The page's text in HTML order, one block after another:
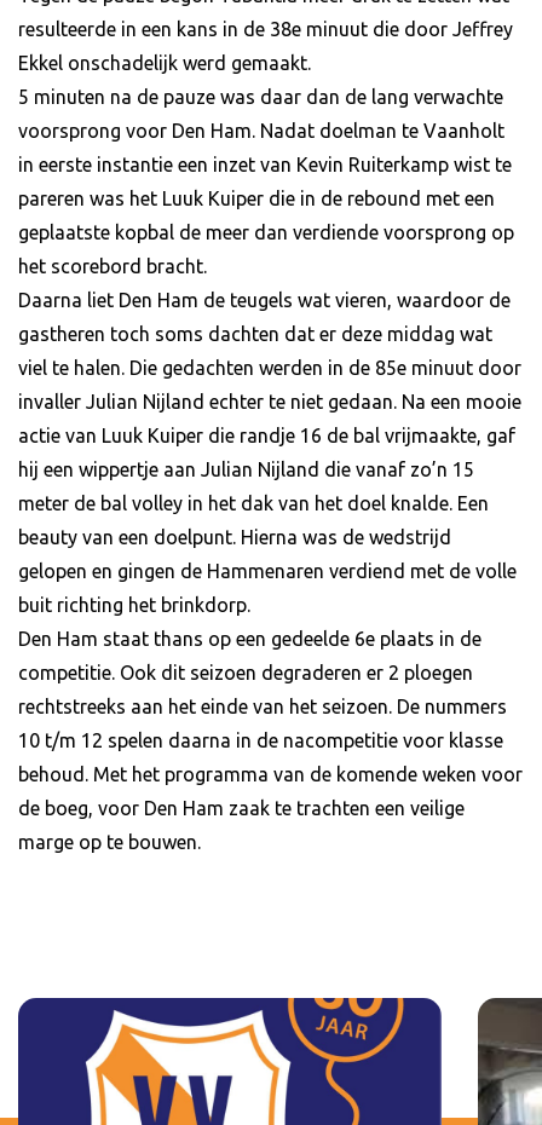
resulteerde in een kans in de 38e minuut die door Jeffrey
Ekkel onschadelijk werd gemaakt.
5 minuten na de pauze was daar dan de lang verwachte
voorsprong voor Den Ham. Nadat doelman te Vaanholt
in eerste instantie een inzet van Kevin Ruiterkamp wist te
pareren was het Luuk Kuiper die in de rebound met een
geplaatste kopbal de meer dan verdiende voorsprong op
het scorebord bracht.
Daarna liet Den Ham de teugels wat vieren, waardoor de
gastheren toch soms dachten dat er deze middag wat
viel te halen. Die gedachten werden in de 85e minuut door
invaller Julian Nijland echter te niet gedaan. Na een mooie
actie van Luuk Kuiper die randje 16 de bal vrijmaakte, gaf
hij een wippertje aan Julian Nijland die vanaf zo’n 15
meter de bal volley in het dak van het doel knalde. Een
beauty van een doelpunt. Hierna was de wedstrijd
gelopen en gingen de Hammenaren verdiend met de volle
buit richting het brinkdorp.
Den Ham staat thans op een gedeelde 6e plaats in de
competitie. Ook dit seizoen degraderen er 2 ploegen
rechtstreeks aan het einde van het seizoen. De nummers
10 t/m 12 spelen daarna in de nacompetitie voor klasse
behoud. Met het programma van de komende weken voor
de boeg, voor Den Ham zaak te trachten een veilige
marge op te bouwen.